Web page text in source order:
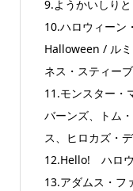
9.ようかいしり
10.ハロウィー
Halloween / ル
ネス・スティー
11.モンスター
バーンズ、トム
ス、ヒロカズ・
12.Hello! ハロ
13.アダムス・フ